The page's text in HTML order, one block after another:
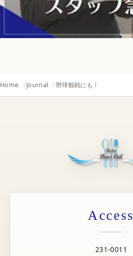
Home Journal 野球観戦にも！
Access
231-0011